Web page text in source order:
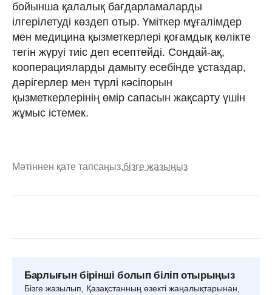
бойынша қалалық бағдарламаларды
ілгерілетуді көздеп отыр. Үміткер мұғалімдер
мен медицина қызметкерлері қоғамдық көлікте
тегін жүруі тиіс деп есептейді. Сондай-ақ,
кооперацияларды дамыту есебінде ұстаздар,
дәрігерлер мен түрлі кәсіпорын
қызметкерлерінің өмір сапасын жақсарту үшін
жұмыс істемек.
Мәтіннен қате тапсаңыз,бізге жазыңыз
Барлығын бірінші болып біліп отырыңыз
Бізге жазылып, Қазақстанның өзекті жаңалықтарынан,